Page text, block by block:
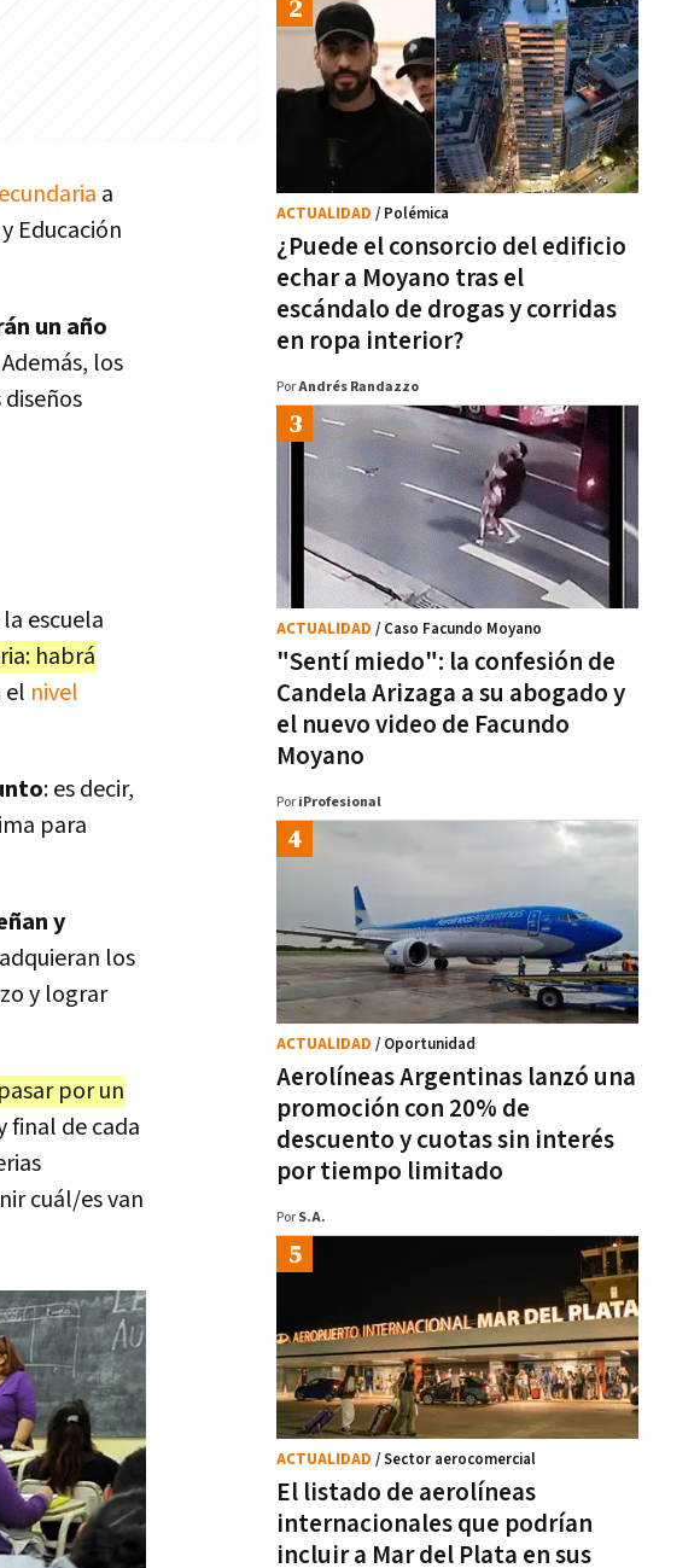
a
Educación
un año
Además, los
escuela
habrá
el nivel
: es decir,
para
y
los
y lograr
por un
final de cada
cuál/es van
¿Puede el consorcio del edificio
echar a Moyano tras el
escándalo de drogas y corridas
en ropa interior?
ACTUALIDAD / Polémica
PorAndrés Randazzo
"Sentí miedo": la confesión de
Candela Arizaga a su abogado y
el nuevo video de Facundo
Moyano
ACTUALIDAD / Caso Facundo Moyano
Por iProfesional
Aerolíneas Argentinas lanzó una
promoción con 20% de
descuento y cuotas sin interés
por tiempo limitado
ACTUALIDAD / Oportunidad
Por S.A.
El listado de aerolíneas
internacionales que podrían
incluir a Mar del Plata en sus
ACTUALIDAD / Sector aerocomercial